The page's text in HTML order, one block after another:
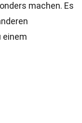
machen. Es
einem